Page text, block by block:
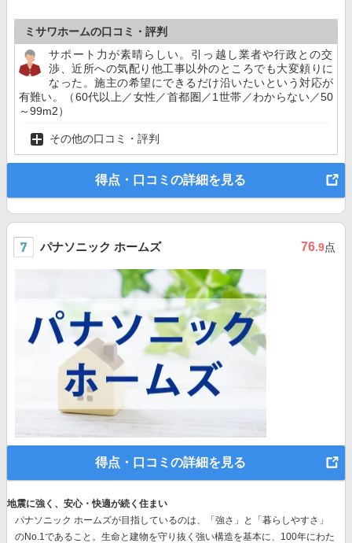
ミサワホームの口コミ・評判
サポート力が素晴らしい。引っ越し業者や行政との交
渉、近所への気配り他工事以外のところでも大変頼りに
なった。施主の希望にできるだけ沿いたいという対応が
有難い。（60代以上／女性／首都圏／1世帯／わからない／50
～99m2）
その他の口コミ・評判
得点・口コミの詳細を見る
パナソニック ホームズ 76.9点
得点・口コミの詳細を見る
地震に強く、安心・快適が続く住まい
パナソニック ホームズが目指しているのは、「強さ」と「暮らしやすさ」
のNo.1であること。生命と建物を守り抜く強い構造を基本に、 100年にわた